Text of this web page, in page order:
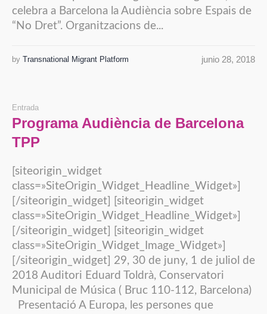
celebra a Barcelona la Audiència sobre Espais de
“No Dret”. Organitzacions de...
junio 28, 2018
by Transnational Migrant Platform
Entrada
Programa Audiència de Barcelona
TPP
[siteorigin_widget
class=»SiteOrigin_Widget_Headline_Widget»]
[/siteorigin_widget] [siteorigin_widget
class=»SiteOrigin_Widget_Headline_Widget»]
[/siteorigin_widget] [siteorigin_widget
class=»SiteOrigin_Widget_Image_Widget»]
[/siteorigin_widget] 29, 30 de juny, 1 de juliol de
2018 Auditori Eduard Toldrà, Conservatori
Municipal de Música ( Bruc 110-112, Barcelona)
Presentació A Europa, les persones que